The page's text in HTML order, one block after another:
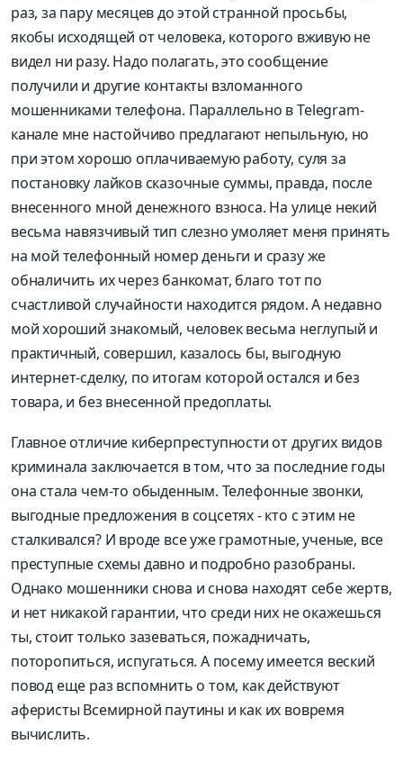
раз, за пару месяцев до этой странной просьбы,
якобы исходящей от человека, которого вживую не
видел ни разу. Надо полагать, это сообщение
получили и другие контакты взломанного
мошенниками телефона. Параллельно в Telegram-
канале мне настойчиво предлагают непыльную, но
при этом хорошо оплачиваемую работу, суля за
постановку лайков сказочные суммы, правда, после
внесенного мной денежного взноса. На улице некий
весьма навязчивый тип слезно умоляет меня принять
на мой телефонный номер деньги и сразу же
обналичить их через банкомат, благо тот по
счастливой случайности находится рядом. А недавно
мой хороший знакомый, человек весьма неглупый и
практичный, совершил, казалось бы, выгодную
интернет-сделку, по итогам которой остался и без
товара, и без внесенной предоплаты.
Главное отличие киберпреступности от других видов
криминала заключается в том, что за последние годы
она стала чем-то обыденным. Телефонные звонки,
выгодные предложения в соцсетях - кто с этим не
сталкивался? И вроде все уже грамотные, ученые, все
преступные схемы давно и подробно разобраны.
Однако мошенники снова и снова находят себе жертв,
и нет никакой гарантии, что среди них не окажешься
ты, стоит только зазеваться, пожадничать,
поторопиться, испугаться. А посему имеется веский
повод еще раз вспомнить о том, как действуют
аферисты Всемирной паутины и как их вовремя
вычислить.